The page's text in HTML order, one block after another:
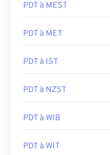
PDT à MEST
PDT à MET
PDT à IST
PDT à NZST
PDT à WIB
PDT à WIT